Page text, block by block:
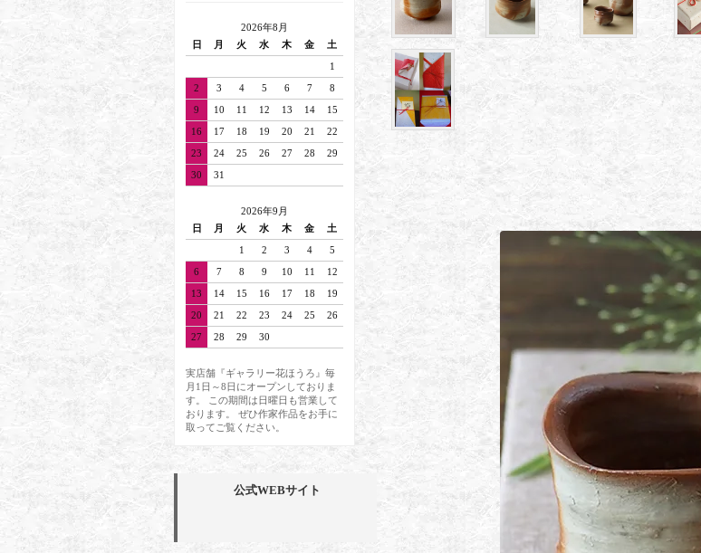
2026年8月
日
月 火 水 木 金
土
1
2
3 4 5 6 7
8
9
10 11 12 13 14
15
16
17 18 19 20 21
22
23
24 25 26 27 28
29
30
31
2026年9月
日
月 火 水 木 金
土
1
2 3 4
5
6
7 8 9 10 11
12
13
14 15 16 17 18
19
20
21 22 23 24 25
26
27
28 29 30
実店舗『ギャラリー花ほうろ』毎
月1日～8日にオープンしておりま
す。 この期間は日曜日も営業して
おります。 ぜひ作家作品をお手に
取ってご覧ください。
公式WEBサイト